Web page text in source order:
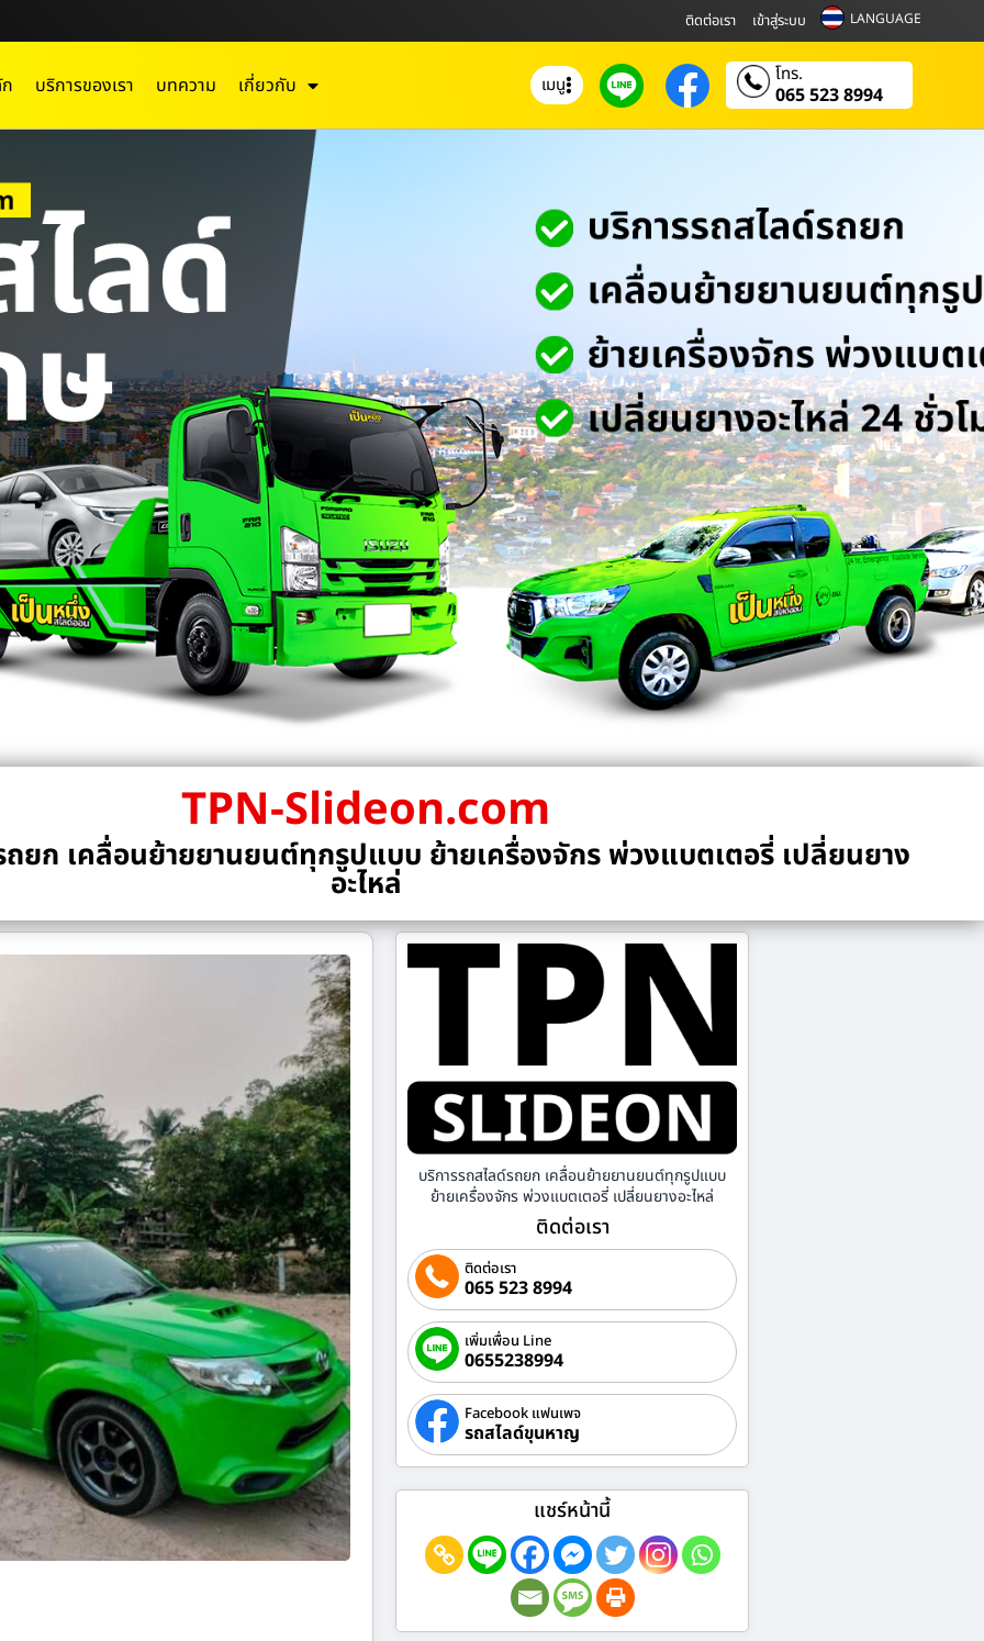
ติดต่อเรา เข้าสู่ระบบ LANGUAGE
บริการของเรา บทความ เกี่ยวกับ เมนู โทร.
065 523 8994
TPN-Slideon.com
ถยก เคลื่อนย้ายยานยนต์ทุกรูปแบบ ย้ายเครื่องจักร พ่วงแบตเตอรี่ เปลี่ยนยาง
อะไหล่
บริการรถสไลด์รถยก เคลื่อนย้ายยานยนต์ทุกรูปแบบ
ย้ายเครื่องจักร พ่วงแบตเตอรี่ เปลี่ยนยางอะไหล่
ติดต่อเรา
ติดต่อเรา
065 523 8994
เพิ่มเพื่อน Line
0655238994
Facebook แฟนเพจ
รถสไลด์ขุนหาญ
แชร์หน้านี้